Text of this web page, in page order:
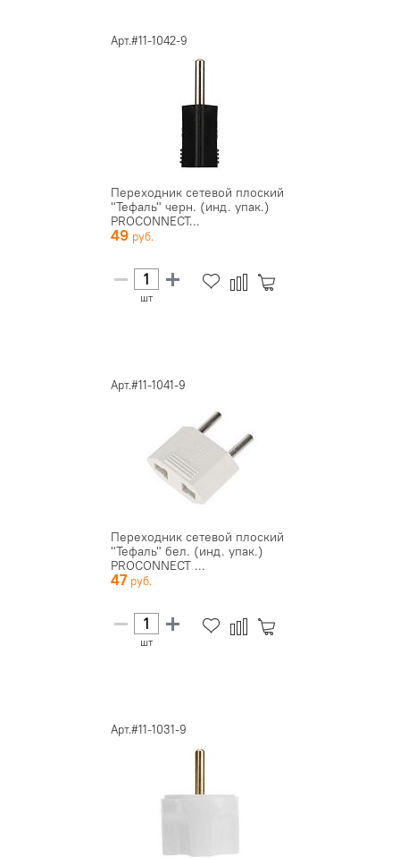
Арт.#11-1042-9
Переходник сетевой плоский
"Тефаль" черн. (инд. упак.)
PROCONNECT...
49
шт
Арт.#11-1041-9
Переходник сетевой плоский
"Тефаль" бел. (инд. упак.)
PROCONNECT ...
47
шт
Арт.#11-1031-9